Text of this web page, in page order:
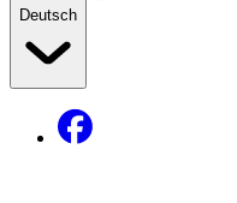
Deutsch
Facebook